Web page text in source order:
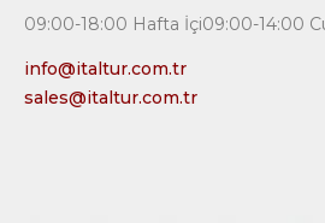
09:00-18:00 Hafta İçi09:00-14:00
info@italtur.com.tr
sales@italtur.com.tr